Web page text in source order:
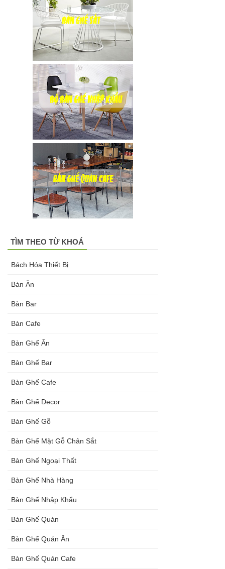
TÌM THEO TỪ KHOÁ
Bách Hóa Thiết Bị
Bàn Ăn
Bàn Bar
Bàn Cafe
Bàn Ghế Ăn
Bàn Ghế Bar
Bàn Ghế Cafe
Bàn Ghế Decor
Bàn Ghế Gỗ
Bàn Ghế Mặt Gỗ Chân Sắt
Bàn Ghế Ngoại Thất
Bàn Ghế Nhà Hàng
Bàn Ghế Nhập Khẩu
Bàn Ghế Quán
Bàn Ghế Quán Ăn
Bàn Ghế Quán Cafe